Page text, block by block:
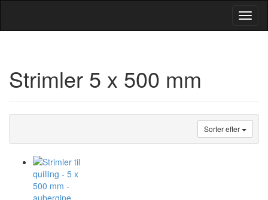
Strimler 5 x 500 mm
Sorter efter